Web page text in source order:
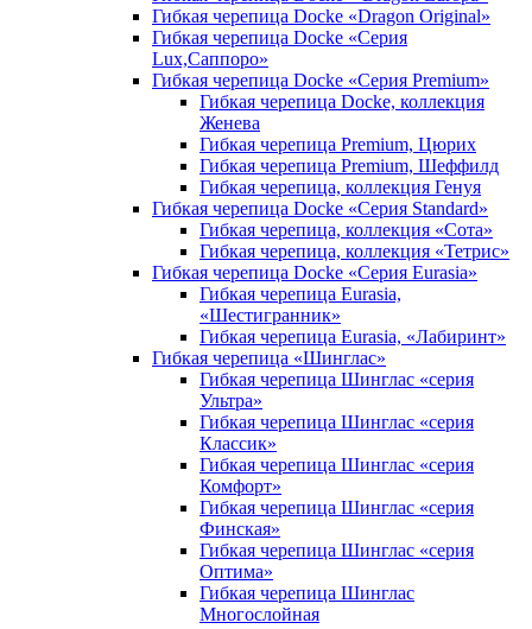
Гибкая черепица Docke «Dragon Original»
Гибкая черепица Docke «Серия
Lux,Саппоро»
Гибкая черепица Docke «Серия Premium»
Гибкая черепица Docke, коллекция
Женева
Гибкая черепица Premium, Цюрих
Гибкая черепица Premium, Шеффилд
Гибкая черепица, коллекция Генуя
Гибкая черепица Docke «Серия Standard»
Гибкая черепица, коллекция «Сота»
Гибкая черепица, коллекция «Тетрис»
Гибкая черепица Docke «Серия Eurasia»
Гибкая черепица Eurasia,
«Шестигранник»
Гибкая черепица Eurasia, «Лабиринт»
Гибкая черепица «Шинглас»
Гибкая черепица Шинглас «серия
Ультра»
Гибкая черепица Шинглас «серия
Классик»
Гибкая черепица Шинглас «серия
Комфорт»
Гибкая черепица Шинглас «серия
Финская»
Гибкая черепица Шинглас «серия
Оптима»
Гибкая черепица Шинглас
Многослойная